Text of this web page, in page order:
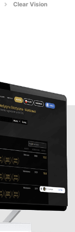
Clear Vision